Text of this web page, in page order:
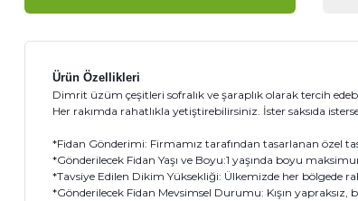
Ürün Özellikleri
Dimrit üzüm çeşitleri sofralık ve şaraplık olarak tercih
Her rakımda rahatlıkla yetiştirebilirsiniz. İster saksıda
*Fidan Gönderimi: Firmamız tarafından tasarlanan özel
*Gönderilecek Fidan Yaşı ve Boyu:1 yaşında boyu
*Tavsiye Edilen Dikim Yüksekliği: Ülkemizde her bölgede
*Gönderilecek Fidan Mevsimsel Durumu: Kışın